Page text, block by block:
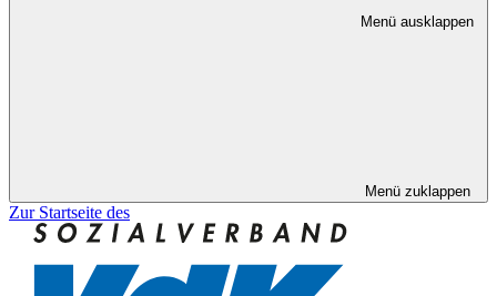
Menü ausklappen
Menü zuklappen
Zur Startseite des